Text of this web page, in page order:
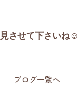
させて下さいね☺
ブログ一覧へ